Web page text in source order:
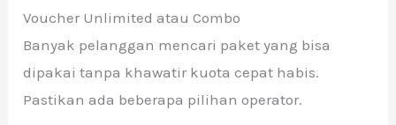
Voucher Unlimited atau Combo
Banyak pelanggan mencari paket yang bisa
dipakai tanpa khawatir kuota cepat habis.
Pastikan ada beberapa pilihan operator.